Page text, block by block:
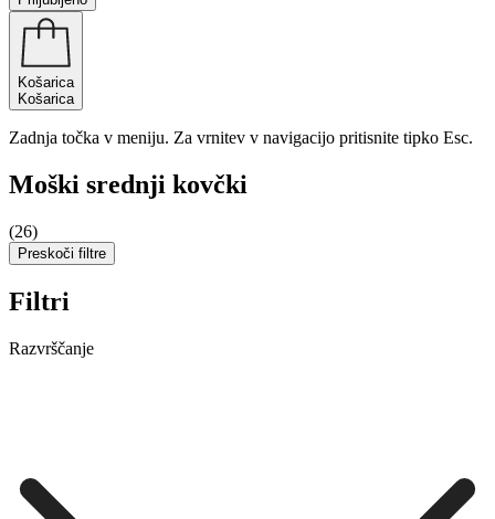
Košarica
Košarica
Zadnja točka v meniju. Za vrnitev v navigacijo pritisnite tipko Esc.
Moški srednji kovčki
(26)
Preskoči filtre
Filtri
Razvrščanje